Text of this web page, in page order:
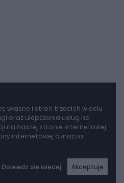
własne i stron trzecich w celu
oraz ulepszenia usług na
na naszej stronie internetowej.
internetowej oznacza
Dowiedz się więcej Akceptuję